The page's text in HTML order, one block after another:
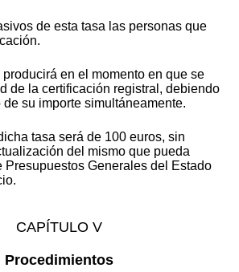
de esta tasa las personas que
en el momento en que se
de la certificación registral, debiendo
su importe simultáneamente.
tasa será de 100 euros, sin
del mismo que pueda
Presupuestos Generales del Estado
CAPÍTULO V
Procedimientos